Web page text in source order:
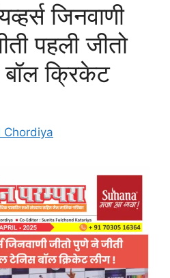
जिनवाणी
पहली जीतो
क्रिकेट
Chordiya